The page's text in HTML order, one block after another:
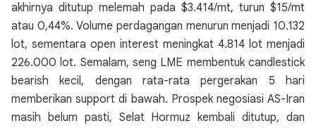
akhirnya ditutup melemah pada $3.414/mt, turun $15/mt
atau 0,44%. Volume perdagangan menurun menjadi 10.132
lot, sementara open interest meningkat 4.814 lot menjadi
226.000 lot. Semalam, seng LME membentuk candlestick
bearish kecil, dengan rata-rata pergerakan 5 hari
memberikan support di bawah. Prospek negosiasi AS-Iran
masih belum pasti, Selat Hormuz kembali ditutup, dan